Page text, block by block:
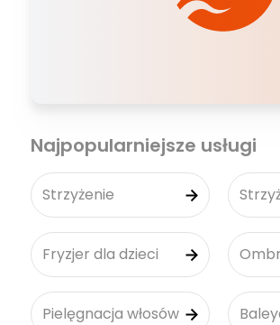
Najpopularniejsze usługi
Strzyżenie
Fryzjer dla dzieci
Pielęgnacja włosów